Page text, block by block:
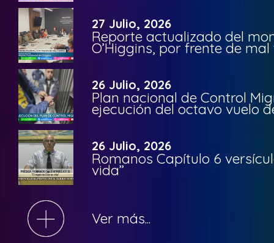
27 Julio, 2026
Reporte actualizado del
O’Higgins, por frente de
26 Julio, 2026
Plan nacional de Control
ejecución del octavo vuelo
26 Julio, 2026
Romanos Capítulo 6
vida”
Ver más...